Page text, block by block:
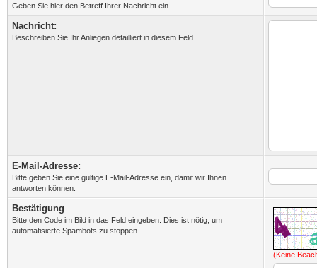
Geben Sie hier den Betreff Ihrer Nachricht ein.
Nachricht:
Beschreiben Sie Ihr Anliegen detailliert in diesem Feld.
E-Mail-Adresse:
Bitte geben Sie eine gültige E-Mail-Adresse ein, damit wir Ihnen
antworten können.
Bestätigung
Bitte den Code im Bild in das Feld eingeben. Dies ist nötig, um
automatisierte Spambots zu stoppen.
(Keine